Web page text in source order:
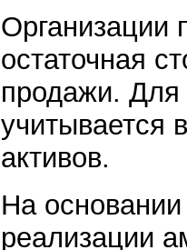
Организации
остаточная
продажи. Для
учитывается
активов.
На
реализации